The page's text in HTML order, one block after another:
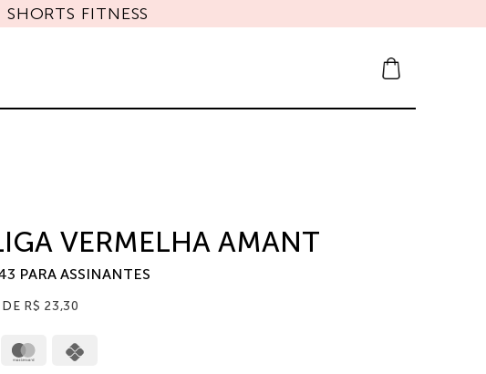
FITNESS
VERMELHA AMANT
PARA ASSINANTES
R$ 23,30
MasterCard